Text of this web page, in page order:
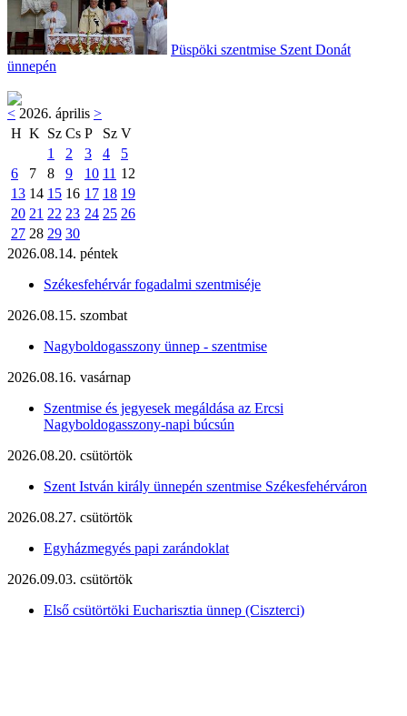
Püspöki szentmise Szent Donát
ünnepén
< 2026. április >
H K Sz Cs P Sz V
1
2 3 4
5
6
7 8 9 10 11 12
13 14 15 16 17 18 19
20 21 22 23 24 25 26
27 28 29 30
2026.08.14. péntek
Székesfehérvár fogadalmi szentmiséje
2026.08.15. szombat
Nagyboldogasszony ünnep - szentmise
2026.08.16. vasárnap
Szentmise és jegyesek megáldása az Ercsi
Nagyboldogasszony-napi búcsún
2026.08.20. csütörtök
Szent István király ünnepén szentmise Székesfehérváron
2026.08.27. csütörtök
Egyházmegyés papi zarándoklat
2026.09.03. csütörtök
Első csütörtöki Eucharisztia ünnep (Ciszterci)